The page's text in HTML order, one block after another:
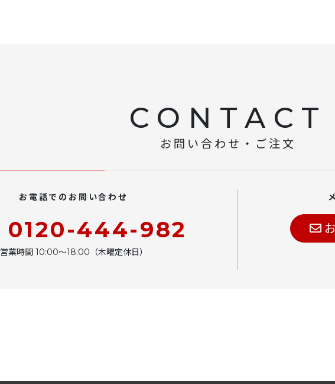
CONTACT
お問い合わせ・ご注文
お電話でのお問い合わせ
0120-444-982
営業時間 10:00〜18:00（木曜定休日）